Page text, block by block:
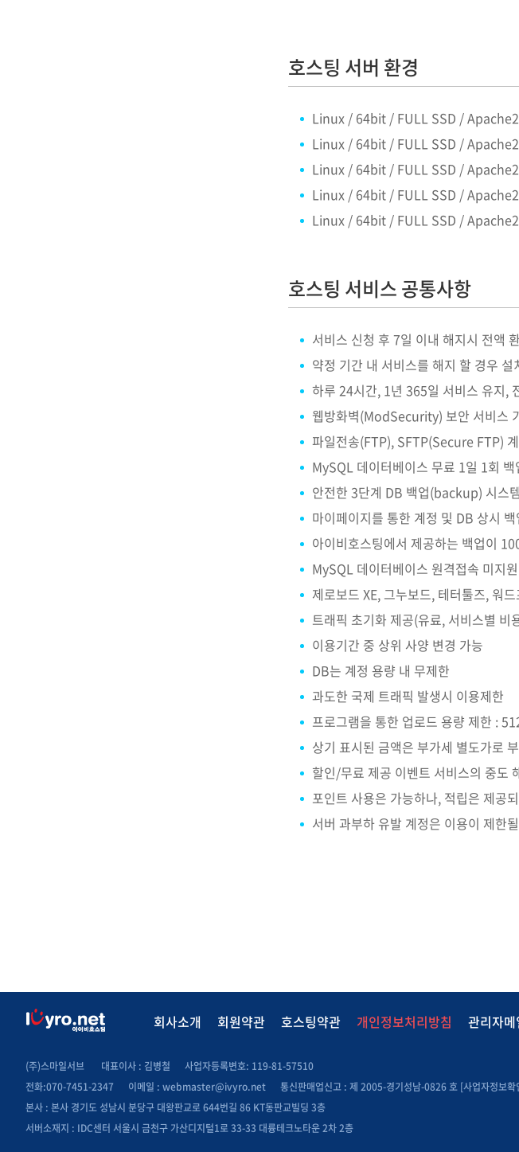
호스팅 서버 환경
Linux / 64bit / FULL SSD /
Linux / 64bit / FULL SSD /
Linux / 64bit / FULL SSD /
Linux / 64bit / FULL SSD /
Linux / 64bit / FULL SSD /
호스팅 서비스 공통사항
서비스 신청 후 7일 이내 해지시 전액
약정 기간 내 서비스를 해지 할 경우
하루 24시간, 1년 365일 서비스 유지,
웹방화벽(ModSecurity) 보안 서비스
파일전송(FTP), SFTP(Secure FTP)
MySQL 데이터베이스 무료 1일 1회 백
안전한 3단계 DB 백업(backup) 시스템
마이페이지를 통한 계정 및 DB 상시
아이비호스팅에서 제공하는 백업이
MySQL 데이터베이스 원격접속 미지
제로보드 XE, 그누보드, 테터툴즈, 워
트래픽 초기화 제공(유료, 서비스별 비
이용기간 중 상위 사양 변경 가능
DB는 계정 용량 내 무제한
과도한 국제 트래픽 발생시 이용제한
프로그램을 통한 업로드 용량 제한 :
상기 표시된 금액은 부가세 별도가로
할인/무료 제공 이벤트 서비스의 중도
포인트 사용은 가능하나, 적립은 제공
서버 과부하 유발 계정은 이용이 제한
회사소개 회원약관 호스팅약관 개인정보처리방침 관리자메
(주)스마일서브 대표이사 : 김병철
사업자등록변호: 119-81-57510
전화:070-7451-2347
이메일 : webmaster@ivyro.net 통신판매업신고 : 제 2005-경기성남-0826 호 [사업자정보확
본사 : 본사 경기도 성남시 분당구 대왕판교로 644번길 86 KT동판교빌딩 3층
서버소재지 : IDC센터 서울시 금천구 가산디지털1로 33-33 대륭테크노타운 2차 2층